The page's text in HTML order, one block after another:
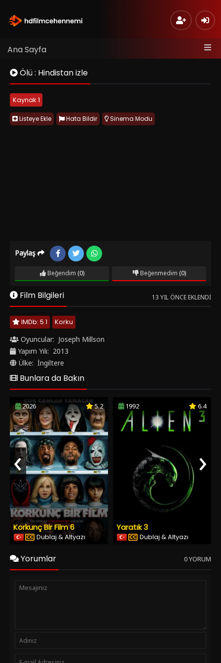
Ana Sayfa
Ölü : Hindistan izle
Kaynak 1
Listeye Ekle Hata Bildir Sinema Modu
Paylaş
Beğendim (0) Beğenmedim (0)
Film Bilgileri 13 YIL ÖNCE EKLENDI
IMDb: 5.1
Korku
Oyuncular: Joseph Millson
Yapım Yılı: 2013
Ülke: İngiltere
Bunlara da Bakın
2026 5.2
Korkunç Bir Film 6
Dublaj & Altyazı
1992 6.4
Yaratık 3
Dublaj & Altyazı
‹ ›
Yorumlar 0 YORUM